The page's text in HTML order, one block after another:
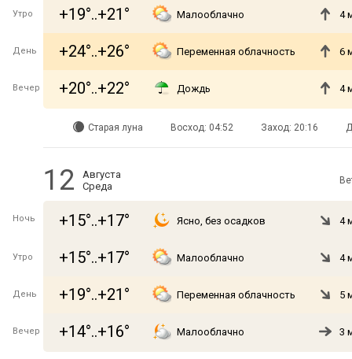
Утро +19°..+21° Малооблачно 4
День +24°..+26° Переменная облачность 6
Вечер +20°..+22° Дождь 4
Старая луна Восход: 04:52 Заход: 20:16
12
Августа
Среда
Ночь +15°..+17° Ясно, без осадков 4
Утро +15°..+17° Малооблачно 4
День +19°..+21° Переменная облачность 5
Вечер +14°..+16° Малооблачно 3